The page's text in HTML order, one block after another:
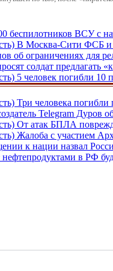
беспилотников ВСУ с
В Москва-Сити ФСБ и
об ограничениях для
солдат предлагать
5 человек погибли 10
Три человека
Telegram Дуров
От атак БПЛА
Жалоба с участием
к нации назвал
в РФ